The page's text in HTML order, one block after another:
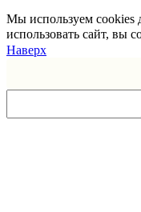
Мы используем cookies
использовать сайт, вы
Наверх